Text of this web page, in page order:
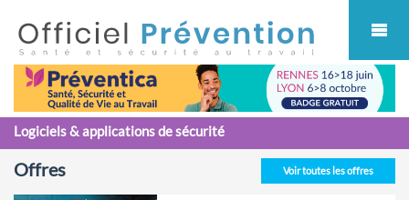
Logiciels & applications de sécurité
Voir toutes les offres
Offres